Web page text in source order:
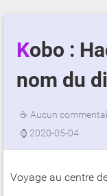
Kobo : Hack pour modifier le
nom du
☕ Aucun
⌚ 2020-05-04
Voyage au centre